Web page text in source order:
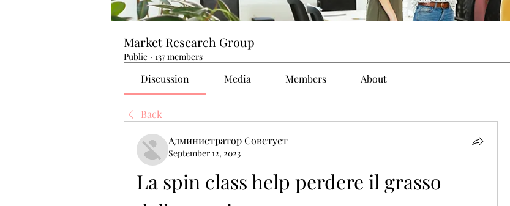
Market Research Group
Public · 137 members
Discussion Media Members About
Back
Администратор Советует
September 12, 2023
La spin class help perdere il grasso